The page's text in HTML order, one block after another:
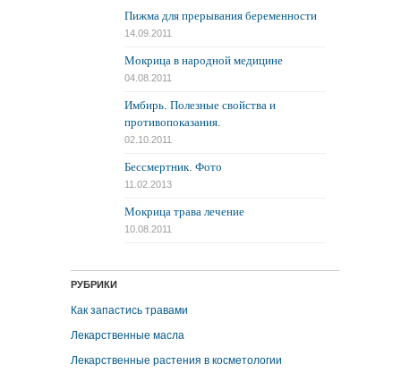
Пижма для прерывания беременности
14.09.2011
Мокрица в народной медицине
04.08.2011
Имбирь. Полезные свойства и
противопоказания.
02.10.2011
Бессмертник. Фото
11.02.2013
Мокрица трава лечение
10.08.2011
РУБРИКИ
Как запастись травами
Лекарственные масла
Лекарственные растения в косметологии